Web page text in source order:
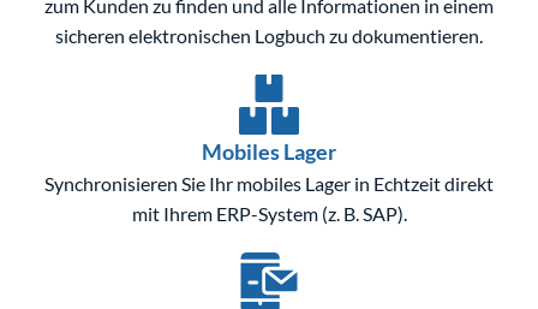
zum Kunden zu finden und alle Informationen in einem
sicheren elektronischen Logbuch zu dokumentieren.
Mobiles Lager
Synchronisieren Sie Ihr mobiles Lager in Echtzeit direkt
mit Ihrem ERP-System (z. B. SAP).